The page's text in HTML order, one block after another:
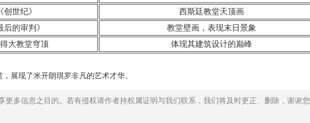
《创世纪》
西斯廷教堂天顶画
后的审判》
教堂壁画，表现末日景象
大教堂穹顶 体现其建筑设计的巅峰
展现了米开朗琪罗非凡的艺术才华。
更多信息之目的。若有侵权请作者持权属证明与我们联系，我们将及时更正、删除，谢谢您